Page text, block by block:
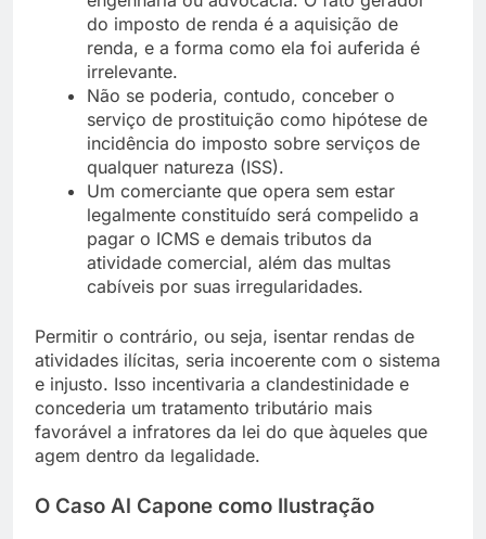
do imposto de renda é a aquisição de
renda, e a forma como ela foi auferida é
irrelevante.
Não se poderia, contudo, conceber o
serviço de prostituição como hipótese de
incidência do imposto sobre serviços de
qualquer natureza (ISS).
Um comerciante que opera sem estar
legalmente constituído será compelido a
pagar o ICMS e demais tributos da
atividade comercial, além das multas
cabíveis por suas irregularidades.
Permitir o contrário, ou seja, isentar rendas de
atividades ilícitas, seria incoerente com o sistema
e injusto. Isso incentivaria a clandestinidade e
concederia um tratamento tributário mais
favorável a infratores da lei do que àqueles que
agem dentro da legalidade.
O Caso Al Capone como Ilustração